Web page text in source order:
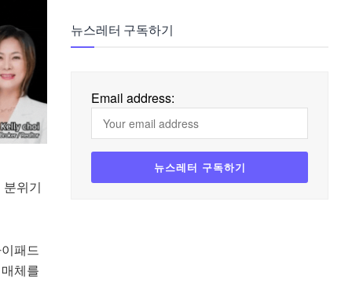
위기
패드
체를
뉴스레터 구독하기
Email address: